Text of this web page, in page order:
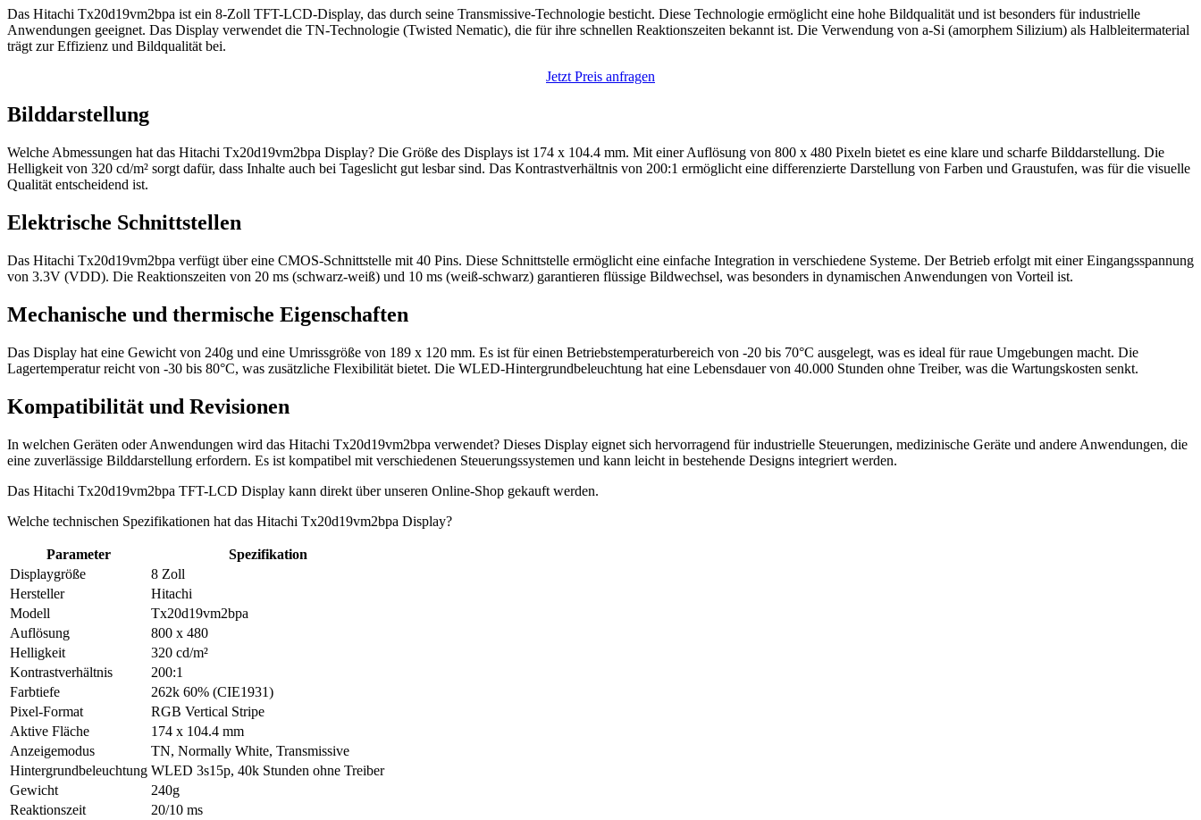
Das Hitachi Tx20d19vm2bpa ist ein 8-Zoll TFT-LCD-Display, das durch seine Transmissive-Technologie besticht. Diese Technologie ermöglicht eine hohe Bildqualität und ist besonders für industrielle
Anwendungen geeignet. Das Display verwendet die TN-Technologie (Twisted Nematic), die für ihre schnellen Reaktionszeiten bekannt ist. Die Verwendung von a-Si (amorphem Silizium) als Halbleitermaterial
trägt zur Effizienz und Bildqualität bei.
Jetzt Preis anfragen
Bilddarstellung
Welche Abmessungen hat das Hitachi Tx20d19vm2bpa Display? Die Größe des Displays ist 174 x 104.4 mm. Mit einer Auflösung von 800 x 480 Pixeln bietet es eine klare und scharfe Bilddarstellung. Die
Helligkeit von 320 cd/m² sorgt dafür, dass Inhalte auch bei Tageslicht gut lesbar sind. Das Kontrastverhältnis von 200:1 ermöglicht eine differenzierte Darstellung von Farben und Graustufen, was für die visuelle
Qualität entscheidend ist.
Elektrische Schnittstellen
Das Hitachi Tx20d19vm2bpa verfügt über eine CMOS-Schnittstelle mit 40 Pins. Diese Schnittstelle ermöglicht eine einfache Integration in verschiedene Systeme. Der Betrieb erfolgt mit einer Eingangsspannung
von 3.3V (VDD). Die Reaktionszeiten von 20 ms (schwarz-weiß) und 10 ms (weiß-schwarz) garantieren flüssige Bildwechsel, was besonders in dynamischen Anwendungen von Vorteil ist.
Mechanische und thermische Eigenschaften
Das Display hat eine Gewicht von 240g und eine Umrissgröße von 189 x 120 mm. Es ist für einen Betriebstemperaturbereich von -20 bis 70°C ausgelegt, was es ideal für raue Umgebungen macht. Die
Lagertemperatur reicht von -30 bis 80°C, was zusätzliche Flexibilität bietet. Die WLED-Hintergrundbeleuchtung hat eine Lebensdauer von 40.000 Stunden ohne Treiber, was die Wartungskosten senkt.
Kompatibilität und Revisionen
In welchen Geräten oder Anwendungen wird das Hitachi Tx20d19vm2bpa verwendet? Dieses Display eignet sich hervorragend für industrielle Steuerungen, medizinische Geräte und andere Anwendungen, die
eine zuverlässige Bilddarstellung erfordern. Es ist kompatibel mit verschiedenen Steuerungssystemen und kann leicht in bestehende Designs integriert werden.
Das Hitachi Tx20d19vm2bpa TFT-LCD Display kann direkt über unseren Online-Shop gekauft werden.
Welche technischen Spezifikationen hat das Hitachi Tx20d19vm2bpa Display?
Parameter
Spezifikation
Displaygröße
8 Zoll
Hersteller
Hitachi
Modell
Tx20d19vm2bpa
Auflösung
800 x 480
Helligkeit
320 cd/m²
Kontrastverhältnis
200:1
Farbtiefe
262k 60% (CIE1931)
Pixel-Format
RGB Vertical Stripe
Aktive Fläche
174 x 104.4 mm
Anzeigemodus
TN, Normally White, Transmissive
Hintergrundbeleuchtung WLED 3s15p, 40k Stunden ohne Treiber
Gewicht
240g
Reaktionszeit
20/10 ms